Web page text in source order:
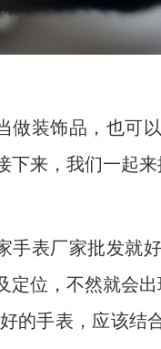
做装饰品，也可
下来，我们一起
手表厂家批发就
位，不然就会
的手表，应该